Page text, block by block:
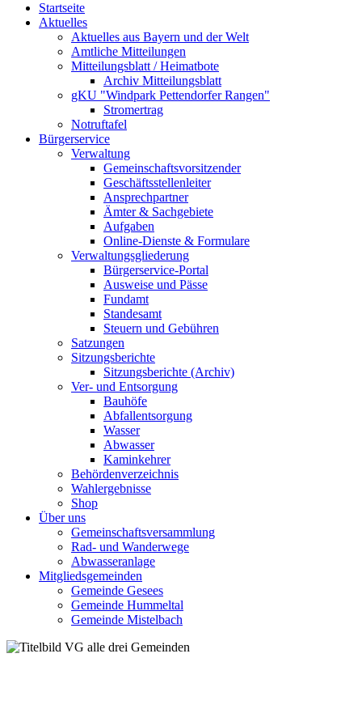
Startseite
Aktuelles
Aktuelles aus Bayern und der Welt
Amtliche Mitteilungen
Mitteilungsblatt / Heimatbote
Archiv Mitteilungsblatt
gKU "Windpark Pettendorfer Rangen"
Stromertrag
Notruftafel
Bürgerservice
Verwaltung
Gemeinschaftsvorsitzender
Geschäftsstellenleiter
Ansprechpartner
Ämter & Sachgebiete
Aufgaben
Online-Dienste & Formulare
Verwaltungsgliederung
Bürgerservice-Portal
Ausweise und Pässe
Fundamt
Standesamt
Steuern und Gebühren
Satzungen
Sitzungsberichte
Sitzungsberichte (Archiv)
Ver- und Entsorgung
Bauhöfe
Abfallentsorgung
Wasser
Abwasser
Kaminkehrer
Behördenverzeichnis
Wahlergebnisse
Shop
Über uns
Gemeinschaftsversammlung
Rad- und Wanderwege
Abwasseranlage
Mitgliedsgemeinden
Gemeinde Gesees
Gemeinde Hummeltal
Gemeinde Mistelbach